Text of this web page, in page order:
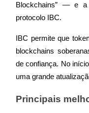
Blockchains” — e
protocolo IBC.
IBC permite que
blockchains
de confiança. No
uma grande
Principais